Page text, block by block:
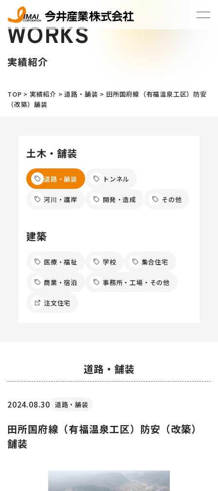
WORKS
実績紹介
TOP > 実績紹介 >道路・舗装 > 田所国府線（有福温泉工区）防安
（改築）舗装
土木・舗装
道路・舗装 トンネル
河川・護岸 開発・造成 その他
建築
医療・福祉 学校 集合住宅
商業・宿泊 事務所・工場・その他
注文住宅
道路・舗装
2024.08.30 道路・舗装
田所国府線（有福温泉工区）防安（改築）
舗装